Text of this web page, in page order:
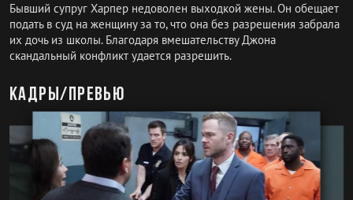
Бывший супруг Харпер недоволен выходкой жены. Он обещает
подать в суд на женщину за то, что она без разрешения забрала
их дочь из школы. Благодаря вмешательству Джона
скандальный конфликт удается разрешить.
Кадры/превью